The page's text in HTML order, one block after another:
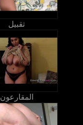
تقبيل
المقارعون